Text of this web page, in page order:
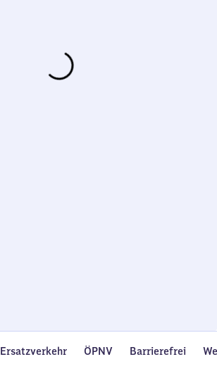
Ersatzverkehr ÖPNV Barrierefrei
Wird